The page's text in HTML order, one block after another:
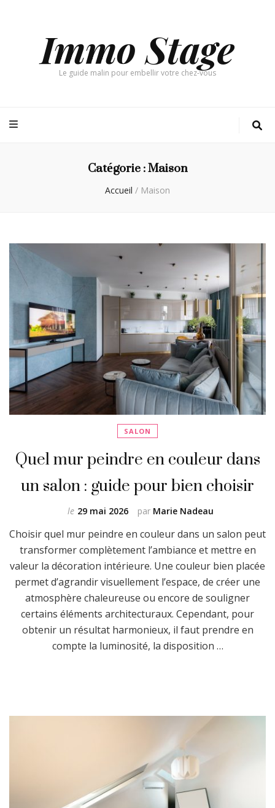
Immo Stage
Le guide malin pour embellir votre chez-vous
Catégorie :Maison
Accueil / Maison
SALON
Quel mur peindre en couleur dans
un salon : guide pour bien choisir
par Marie Nadeau
le 29 mai 2026
Choisir quel mur peindre en couleur dans un salon peut
transformer complètement l’ambiance et mettre en
valeur la décoration intérieure. Une couleur bien placée
permet d’agrandir visuellement l’espace, de créer une
atmosphère chaleureuse ou encore de souligner
certains éléments architecturaux. Cependant, pour
obtenir un résultat harmonieux, il faut prendre en
compte la luminosité, la disposition …